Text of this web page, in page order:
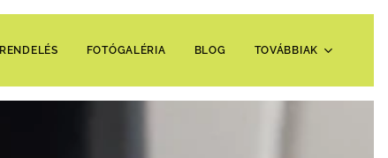
RENDELÉS FOTÓGALÉRIA BLOG TOVÁBBIAK